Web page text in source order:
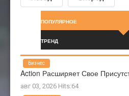
ПОПУЛЯРНОЕ
ТРЕНД
Action Расширяет Свое
авг 03, 2026 Hits:64
Бизнес